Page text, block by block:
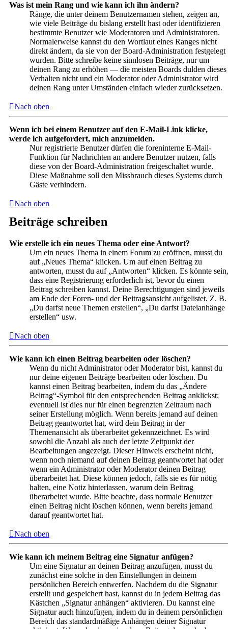
Was ist mein Rang und wie kann ich ihn ändern?
Ränge, die unter deinem Benutzernamen stehen, zeigen an,
wie viele Beiträge du bislang erstellt hast oder identifizieren
bestimmte Benutzer wie Moderatoren und Administratoren.
Normalerweise kannst du den Wortlaut eines Ranges nicht
direkt ändern, da sie von der Board-Administration festgelegt
wurden. Bitte schreibe keine sinnlosen Beiträge, nur um
deinen Rang zu erhöhen — die meisten Boards dulden dieses
Verhalten nicht und ein Moderator oder Administrator wird
deinen Rang unter Umständen einfach wieder zurücksetzen.
Nach oben
Wenn ich bei einem Benutzer auf den E-Mail-Link klicke,
werde ich aufgefordert, mich anzumelden.
Nur registrierte Benutzer dürfen die foreninterne E-Mail-
Funktion für Nachrichten an andere Benutzer nutzen, falls
diese von der Board-Administration freigeschaltet wurde.
Diese Maßnahme soll den Missbrauch dieses Systems durch
Gäste verhindern.
Nach oben
Beiträge schreiben
Wie erstelle ich ein neues Thema oder eine Antwort?
Um ein neues Thema in einem Forum zu eröffnen, musst du
auf „Neues Thema“ klicken. Um auf einen Beitrag zu
antworten, musst du auf „Antworten“ klicken. Es könnte sein,
dass eine Registrierung erforderlich ist, bevor du einen
Beitrag schreiben kannst. Deine Berechtigungen sind jeweils
am Ende der Foren- und der Beitragsansicht aufgelistet. Z. B.
„Du darfst neue Themen erstellen“, „Du darfst Dateianhänge
erstellen“ usw.
Nach oben
Wie kann ich einen Beitrag bearbeiten oder löschen?
Wenn du nicht Administrator oder Moderator bist, kannst du
nur deine eigenen Beiträge bearbeiten oder löschen. Du
kannst einen Beitrag bearbeiten, indem du das „Ändere
Beitrag“-Symbol für den entsprechenden Beitrag anklickst;
eventuell ist dies nur für einen begrenzten Zeitraum nach
seiner Erstellung möglich. Wenn bereits jemand auf deinen
Beitrag geantwortet hat, wird dein Beitrag in der
Themenansicht als überarbeitet gekennzeichnet. Es wird
sowohl die Anzahl als auch der letzte Zeitpunkt der
Bearbeitungen angezeigt. Dieser Hinweis erscheint nicht,
wenn noch niemand auf deinen Beitrag geantwortet hat oder
wenn ein Administrator oder Moderator deinen Beitrag
überarbeitet hat. Diese können jedoch, falls sie es für nötig
halten, eine Notiz hinterlassen, warum dein Beitrag
überarbeitet wurde. Bitte beachte, dass normale Benutzer
einen Beitrag nicht löschen können, wenn bereits jemand
darauf geantwortet hat.
Nach oben
Wie kann ich meinem Beitrag eine Signatur anfügen?
Um eine Signatur an deinen Beitrag anzufügen, musst du
zunächst eine solche in den Einstellungen in deinem
persönlichen Bereich entwerfen. Nachdem du die Signatur
erstellt und gespeichert hast, kannst du in jedem Beitrag das
Kästchen „Signatur anhängen“ aktivieren. Du kannst eine
Signatur auch hinzufügen, indem du in deinem persönlichen
Bereich das standardmäßige Anhängen deiner Signatur